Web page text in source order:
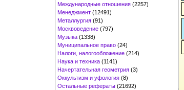
Международные отношения (2257)
Менеджмент (12491)
Металлургия (91)
Москвоведение (797)
Музыка (1338)
Муниципальное право (24)
Налоги, налогообложение (214)
Наука и техника (1141)
Начертательная геометрия (3)
Оккультизм и уфология (8)
Остальные рефераты (21692)